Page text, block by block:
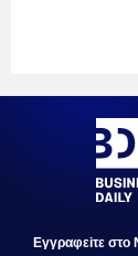
Εγγραφεiτε στο